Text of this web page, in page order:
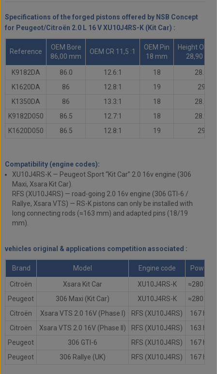
Specifications of the forged pistons offered by NSB Concept
for Peugeot/Citroën 2.0 L 16 V XU10J4RS-K (Kit Car) :
Reference
OEM Bore
86,00 mm
OEM CR 11,5 :1
OEM Pin
18 mm
Height OEM
28,90 mm
K9182DA 86.0 12.6:1 18
28.9
K1620DA
86 12.8:1 19
29
K1350DA
86 13.3:1 18
28.9
K9182D050
86.5 12.7:1 18
28.9
K1620D050
86.5 12.8:1 19 29
Compatibility (engine codes):
XU10J4RS-K — Peugeot Sport “Kit Car” 2.0 16v engine (306
Maxi, Xsara Kit Car).
RFS (XU10J4RS) — road-going 2.0 16v engine (306 GTI-6 /
Rallye, Xsara VTS) — RS-K pistons can only be installed with
long connecting rods (≈163 mm) and adapted pins (18/19
mm).
vehicles original & applications competition associated :
Brand Model Engine code Power
Citroën Xsara Kit Car XU10J4RS-K
≈280 hp
Peugeot
306 Maxi (Kit Car) XU10J4RS-K
≈280 hp
Citroën
Xsara VTS 2.0 16V (Phase I) RFS (XU10J4RS)
167 hp
Citroën
Xsara VTS 2.0 16V (Phase II) RFS (XU10J4RS)
163 hp
Peugeot
306 GTI-6 RFS (XU10J4RS)
167 hp
Peugeot
306 Rallye (UK) RFS (XU10J4RS) 167 hp